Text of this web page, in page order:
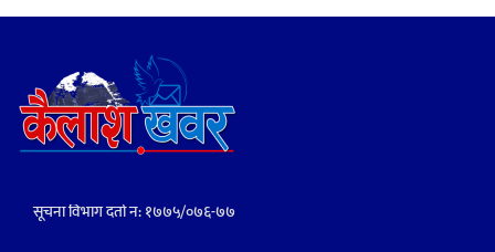
सूचना विभाग दर्ता नं: १७७५/०७६-७७